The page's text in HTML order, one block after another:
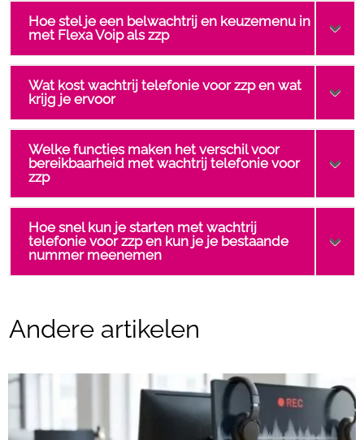
Hoe stel je een belwachtrij en keuzemenu in
met Flexa Voip als zzp
Wat kost wachtrij telefonie voor zzp en wat
krijg je ervoor
Welke functies maken het verschil voor
bereikbaarheid met wachtrij telefonie voor
zzp
Hoe snel kun je starten met wachtrij
telefonie voor zzp en kun je je bestaande
nummer meenemen
Andere artikelen